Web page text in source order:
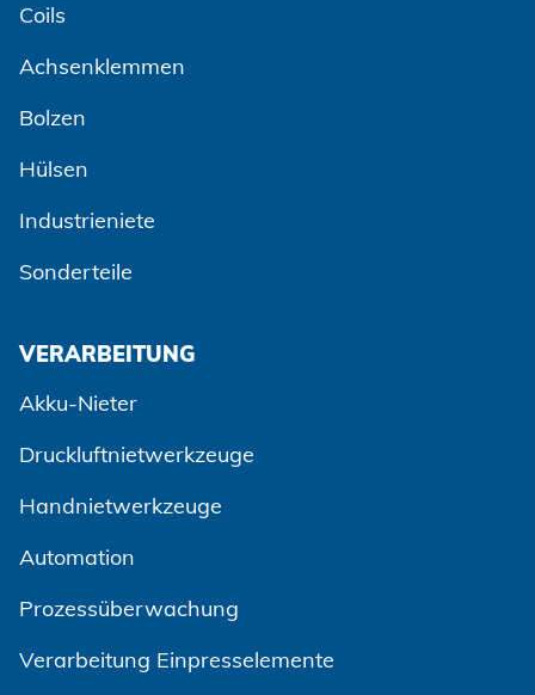
Coils
Achsenklemmen
Bolzen
Hülsen
Industrieniete
Sonderteile
VERARBEITUNG
Akku-Nieter
Druckluftnietwerkzeuge
Handnietwerkzeuge
Automation
Prozessüberwachung
Verarbeitung Einpresselemente